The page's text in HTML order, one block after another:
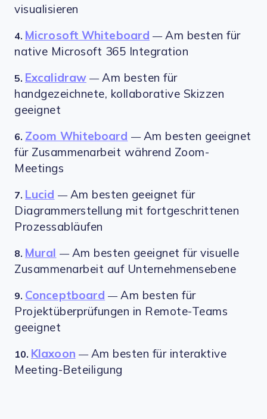
visualisieren
4. Microsoft Whiteboard — Am besten für
native Microsoft 365 Integration
5. Excalidraw — Am besten für
handgezeichnete, kollaborative Skizzen
geeignet
6. Zoom Whiteboard — Am besten geeignet
für Zusammenarbeit während Zoom-
Meetings
7. Lucid — Am besten geeignet für
Diagrammerstellung mit fortgeschrittenen
Prozessabläufen
8. Mural — Am besten geeignet für visuelle
Zusammenarbeit auf Unternehmensebene
9. Conceptboard — Am besten für
Projektüberprüfungen in Remote-Teams
geeignet
10. Klaxoon — Am besten für interaktive
Meeting-Beteiligung